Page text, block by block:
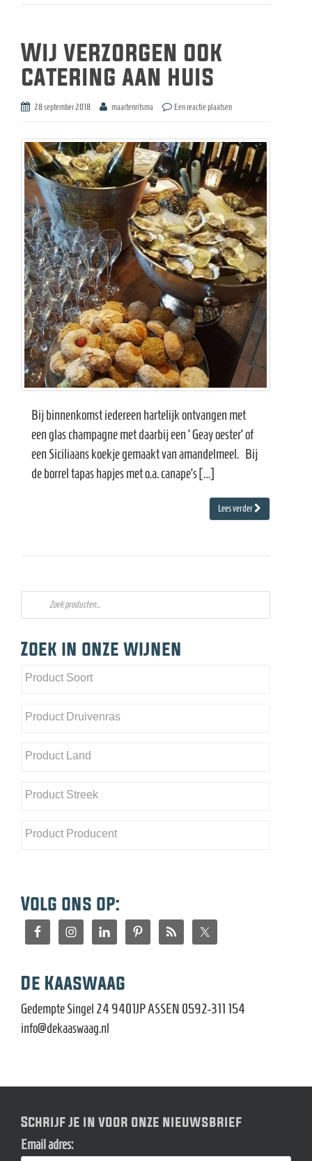
Wij verzorgen ook
catering aan huis
28 september 2018 maartenritsma Een reactie plaatsen
Bij binnenkomst iedereen hartelijk ontvangen met
een glas champagne met daarbij een ‘Geay oester’ of
een Siciliaans koekje gemaakt van amandelmeel. Bij
de borrel tapas hapjes met o.a. canape’s […]
Lees verder
Producten
zoeken
Zoek in onze wijnen
Volg ons op:
De Kaaswaag
Gedempte Singel 24 9401JP ASSEN 0592-311 154
info@dekaaswaag.nl
Schrijf je in voor onze nieuwsbrief
Email adres: